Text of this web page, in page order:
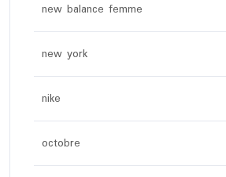
new balance femme
new york
nike
octobre